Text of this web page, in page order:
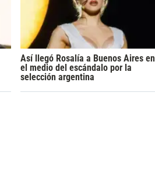
Así llegó Rosalía a Buenos Aires en
el medio del escándalo por la
selección argentina